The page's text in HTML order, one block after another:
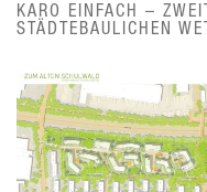
KARO EINFACH –
STÄDTEBAULICHEN